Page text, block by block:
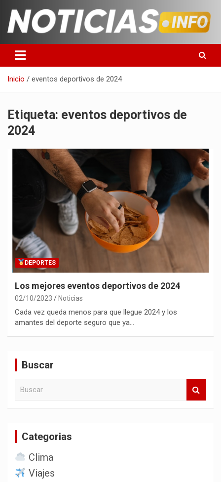
contenido
Noticias en español
Inicio eventos deportivos de 2024
Etiqueta: eventos deportivos de
2024
DEPORTES
Los mejores eventos deportivos de 2024
02/10/2023 Noticias
Cada vez queda menos para que llegue 2024 y los
amantes del deporte seguro que ya…
Buscar
Categorias
Clima
Viajes